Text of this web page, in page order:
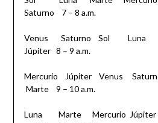
Saturno 7 – 8 a.m.
Venus Saturno Sol
Júpiter 8 – 9 a.m.
Mercurio Júpiter Venus
Marte 9 – 10 a.m.
Luna Marte Mercurio